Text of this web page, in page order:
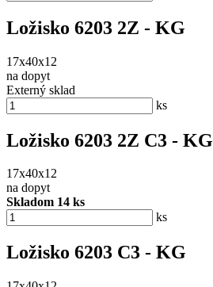
Ložisko 6203 2Z - KG
17x40x12
na dopyt
Externý sklad
ks
Ložisko 6203 2Z C3 - KG
17x40x12
na dopyt
Skladom 14 ks
ks
Ložisko 6203 C3 - KG